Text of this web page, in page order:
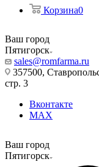
Корзина0
Ваш город
Пятигорск
sales@romfarma.ru
357500,
стр. 3
Вконтакте
MAX
Ваш город
Пятигорск